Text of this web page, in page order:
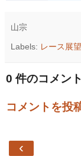
山宗
Labels: レース展望
0 件のコメン
コメントを投
‹